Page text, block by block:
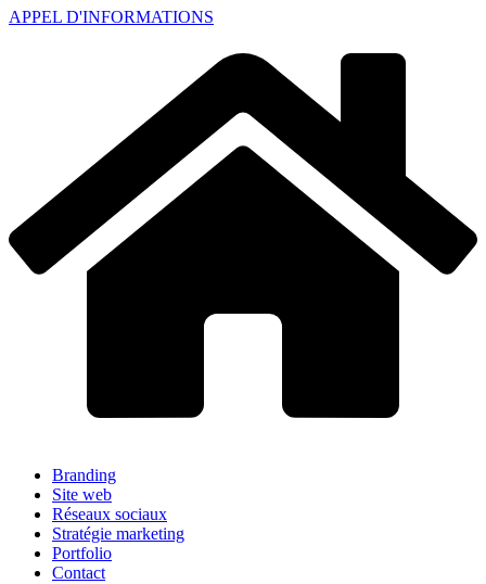
APPEL D'INFORMATIONS
Branding
Site web
Réseaux sociaux
Stratégie marketing
Portfolio
Contact